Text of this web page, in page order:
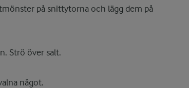
på snittytorna och lägg dem på
Strö över salt.
något.